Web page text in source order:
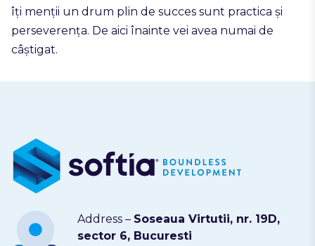
îți menții un drum plin de succes sunt practica și
perseverența. De aici înainte vei avea numai de
câștigat.
Address – Soseaua Virtutii, nr. 19D,
sector 6, Bucuresti